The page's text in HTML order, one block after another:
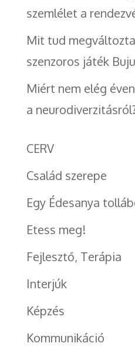
szemlélet a
Mit tud
szenzoros játék
Miért nem elég
a
CERV
Család szerepe
Egy Édesanya
Etess meg!
Fejlesztő, Terápia
Interjúk
Képzés
Kommunikáció